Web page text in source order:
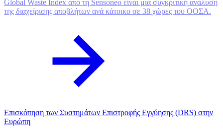
Global Waste Index από τη Sensoneo είναι μια συγκριτική ανάλυση
της διαχείρισης αποβλήτων ανά κάτοικο σε 38 χώρες του ΟΟΣΑ.
Επισκόπηση των Συστημάτων Επιστροφής Εγγύησης (DRS) στην
Ευρώπη